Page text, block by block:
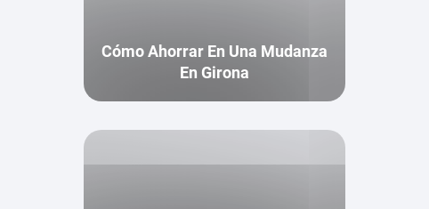
Cómo Ahorrar En Una Mudanza
En Girona